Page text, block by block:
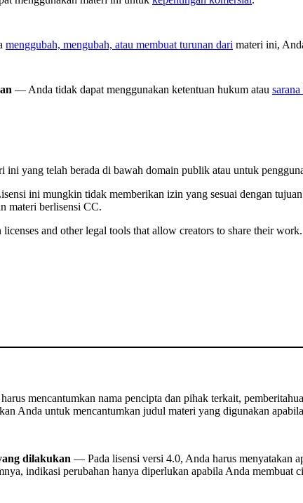
menggubah, mengubah, atau membuat turunan dari materi ini,
— Anda tidak dapat menggunakan ketentuan hukum atau
ini yang telah berada di bawah domain publik atau untuk
ini mungkin tidak memberikan izin yang sesuai dengan
materi berlisensi CC.
and other legal tools that allow creators to share their
mencantumkan nama pencipta dan pihak terkait,
Anda untuk mencantumkan judul materi yang digunakan
dilakukan — Pada lisensi versi 4.0, Anda harus menyatakan
indikasi perubahan hanya diperlukan apabila Anda membuat